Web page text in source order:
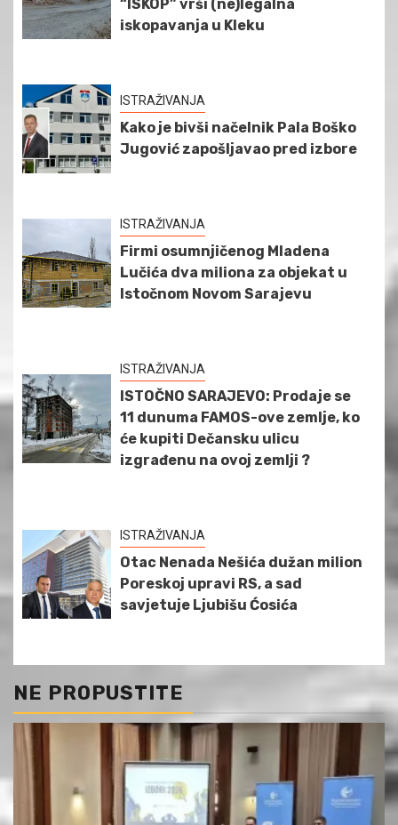
“ISKOP” vrši (ne)legalna
iskopavanja u Kleku
ISTRAŽIVANJA
Kako je bivši načelnik Pala Boško
Jugović zapošljavao pred izbore
ISTRAŽIVANJA
Firmi osumnjičenog Mladena
Lučića dva miliona za objekat u
Istočnom Novom Sarajevu
ISTRAŽIVANJA
ISTOČNO SARAJEVO: Prodaje se
11 dunuma FAMOS-ove zemlje, ko
će kupiti Dečansku ulicu
izgrađenu na ovoj zemlji ?
ISTRAŽIVANJA
Otac Nenada Nešića dužan milion
Poreskoj upravi RS, a sad
savjetuje Ljubišu Ćosića
NE PROPUSTITE